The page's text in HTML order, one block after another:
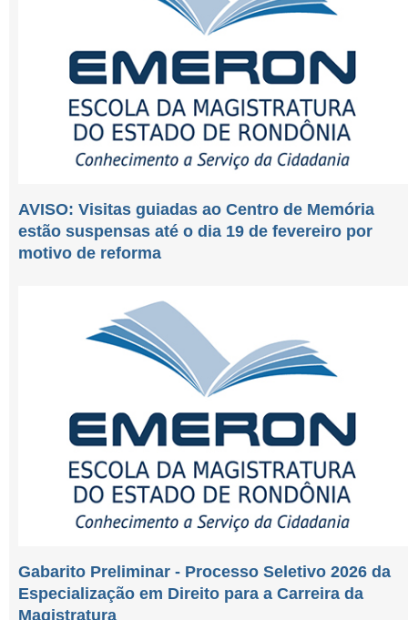
AVISO: Visitas guiadas ao Centro de Memória
estão suspensas até o dia 19 de fevereiro por
motivo de reforma
Gabarito Preliminar - Processo Seletivo 2026 da
Especialização em Direito para a Carreira da
Magistratura